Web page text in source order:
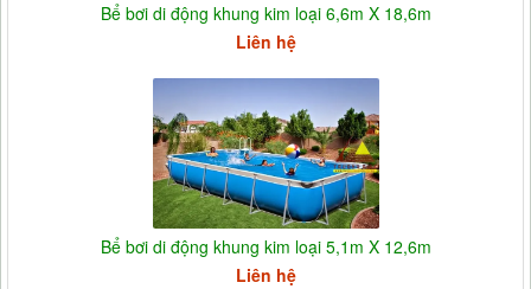
Bể bơi di động khung kim loại 6,6m X 18,6m
Liên hệ
Bể bơi di động khung kim loại 5,1m X 12,6m
Liên hệ